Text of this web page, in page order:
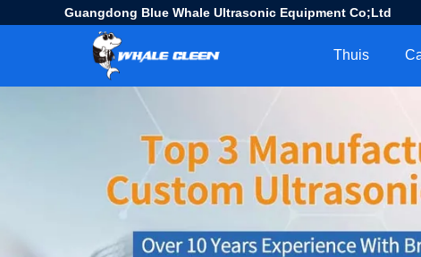
Guangdong Blue Whale Ultrasonic Equipment Co;Ltd
Thuis